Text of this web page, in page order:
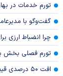
تورم خدمات در بهار ۱۴۰۵ چقدر
گفت‌وگو با
چرا انضباط ارزی
تورم فصلی بخش برق به ۶۵.۷
افت ۵۰ درصدی قیمت بیت‌کوین؛ فرصت خرید یا آغاز دوره نزولی؟